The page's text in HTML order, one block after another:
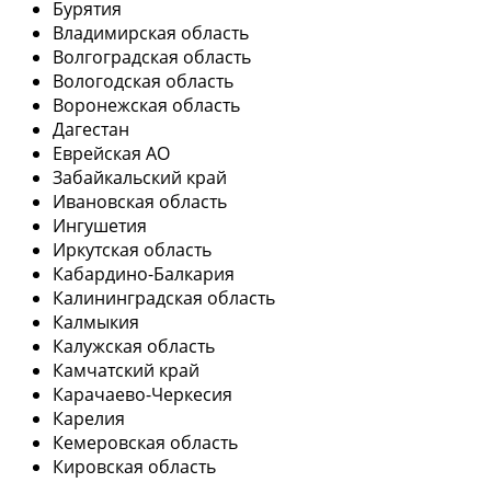
Бурятия
Владимирская область
Волгоградская область
Вологодская область
Воронежская область
Дагестан
Еврейская АО
Забайкальский край
Ивановская область
Ингушетия
Иркутская область
Кабардино-Балкария
Калининградская область
Калмыкия
Калужская область
Камчатский край
Карачаево-Черкесия
Карелия
Кемеровская область
Кировская область